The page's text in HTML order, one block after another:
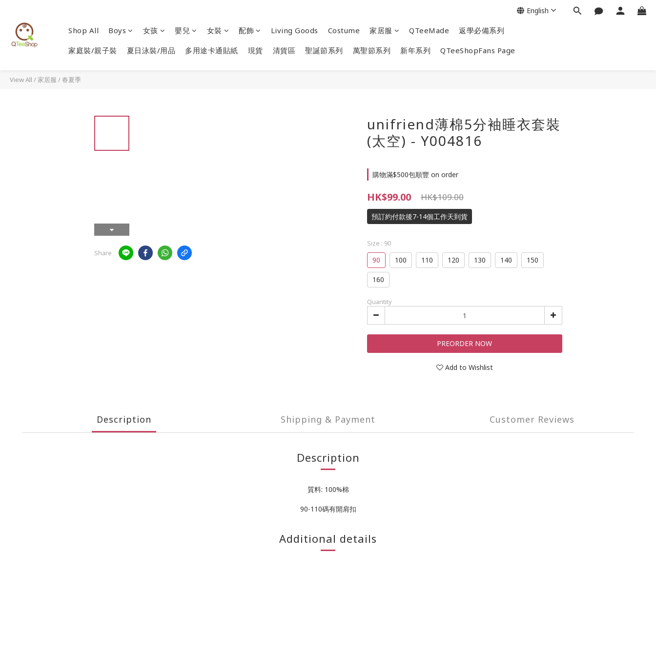
Shop All Boys 女孩 嬰兒 女裝 配飾 Living Goods Costume 家居服 QTeeMade 返學必備系列
家庭裝/親子裝 夏日泳裝/用品 多用途卡通貼紙 現貨 清貨區 聖誕節系列 萬聖節系列 新年系列 QTeeShopFans Page
English
View All /家居服 /春夏季
Share
unifriend薄棉5分袖睡衣套裝
(太空) - Y004816
購物滿$500包順豐 on order
HK$99.00 HK$109.00
預訂約付款後7-14個工作天到貨
Size : 90
90 100 110 120 130 140 150
160
Quantity
PREORDER NOW
Add to Wishlist
Description Shipping & Payment Customer Reviews
Description
質料: 100%棉
90-110碼有開肩扣
Additional details